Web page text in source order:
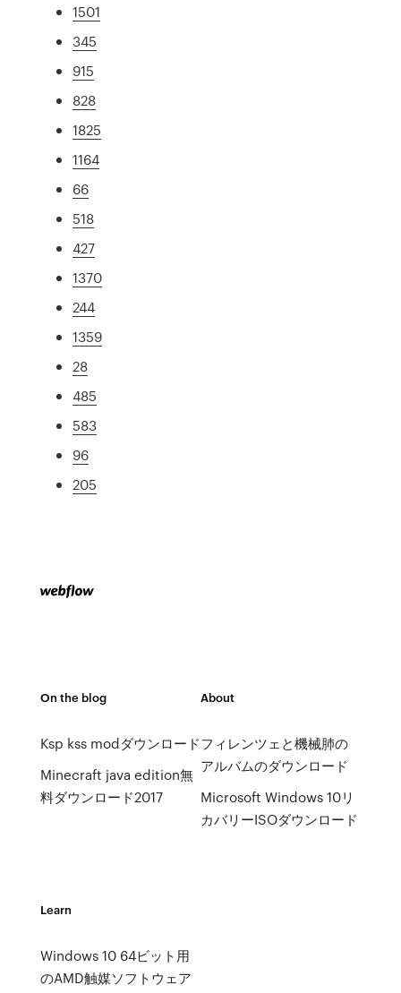
1501
345
915
828
1825
1164
66
518
427
1370
244
1359
28
485
583
96
205
On the blog
Ksp kss modダウンロード
Minecraft java edition無
料ダウンロード2017
About
フィレンツェと機械肺の
アルバムのダウンロード
Microsoft Windows 10リ
カバリーISOダウンロード
Learn
Windows 10 64ビット用
のAMD触媒ソフトウェア